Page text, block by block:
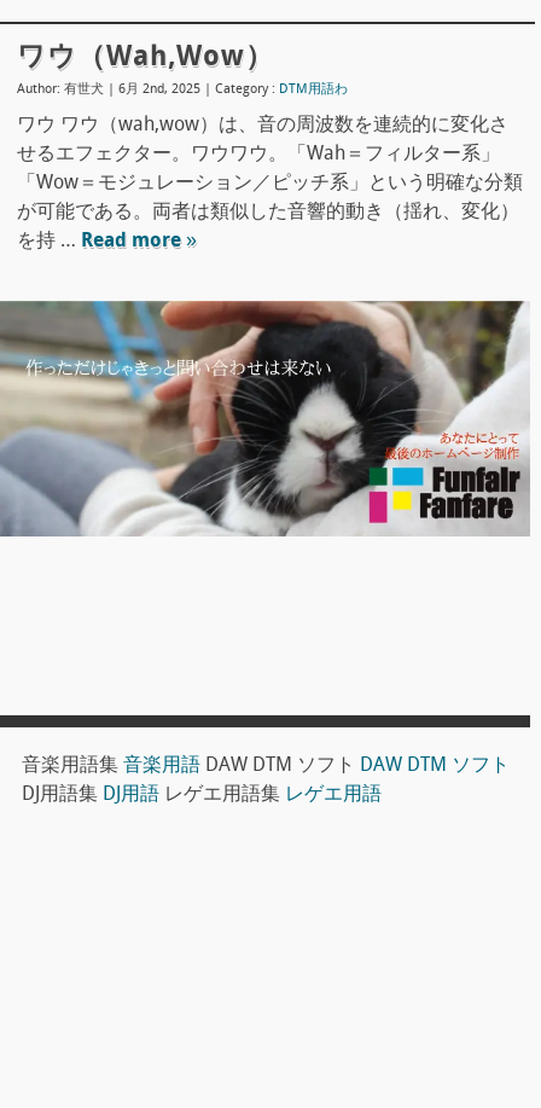
ワウ（wah,wow）
Author: 有世犬 | 6月 2nd, 2025 | Category : DTM用語わ
ワウ ワウ（wah,wow）は、音の周波数を連続的に変化さ
せるエフェクター。ワウワウ。「Wah＝フィルター系」
「Wow＝モジュレーション／ピッチ系」という明確な分類
が可能である。両者は類似した音響的動き（揺れ、変化）
を持 … Read more »
音楽用語集 音楽用語DAW DTM ソフト DAW DTM ソフト
DJ用語集 DJ用語レゲエ用語集 レゲエ用語